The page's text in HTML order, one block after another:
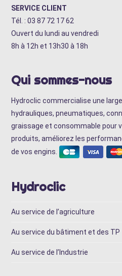
SERVICE CLIENT
Tél. : 03 87 72 17 62
Ouvert du lundi au vendredi
8h à 12h et 13h30 à 18h
Qui sommes-nous
Hydroclic commercialise une
hydrauliques, pneumatiques,
graissage et consommable pour
produits, améliorez les
de vos engins.
Hydroclic
Au service de l’agriculture
Au service du bâtiment et des TP
Au service de l’Industrie